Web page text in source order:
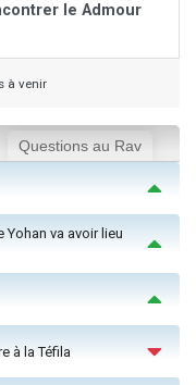
le Admour
à venir
Questions au Rav
Yohan va avoir lieu
à la Téfila